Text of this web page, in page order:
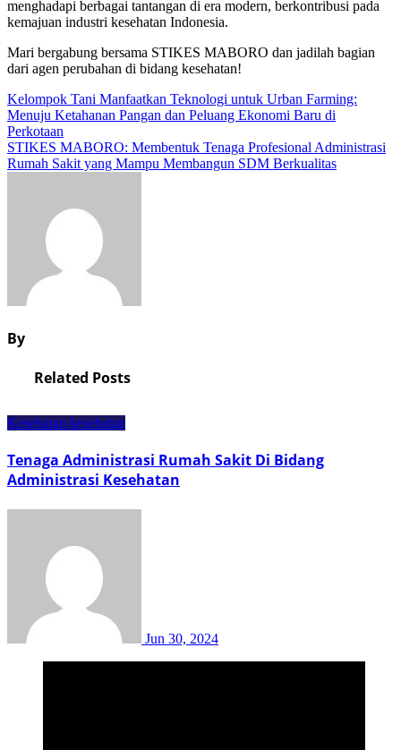
menghadapi berbagai tantangan di era modern, berkontribusi pada
kemajuan industri kesehatan Indonesia.
Mari bergabung bersama STIKES MABORO dan jadilah bagian
dari agen perubahan di bidang kesehatan!
Navigasi
pos
Kelompok Tani Manfaatkan Teknologi untuk Urban Farming:
Menuju Ketahanan Pangan dan Peluang Ekonomi Baru di
Perkotaan
STIKES MABORO: Membentuk Tenaga Profesional Administrasi
Rumah Sakit yang Mampu Membangun SDM Berkualitas
By
Related Posts
Kesehatan kesehatan
Tenaga Administrasi Rumah Sakit Di Bidang
Administrasi Kesehatan
Jun 30, 2024